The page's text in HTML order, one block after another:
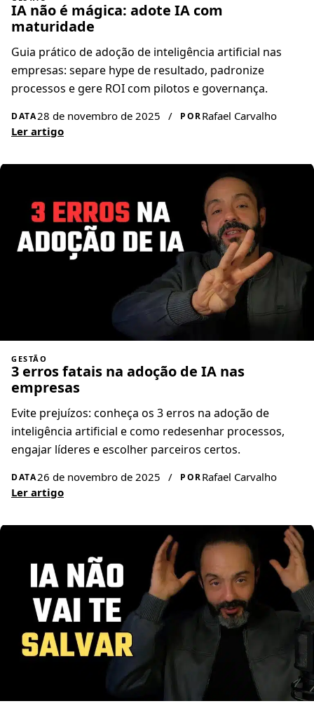
IA não é mágica: adote IA com
maturidade
Guia prático de adoção de inteligência artificial nas
empresas: separe hype de resultado, padronize
processos e gere ROI com pilotos e governança.
DATA28 de novembro de 2025 / PORRafael Carvalho
Ler artigo
GESTÃO
3 erros fatais na adoção de IA nas
empresas
Evite prejuízos: conheça os 3 erros na adoção de
inteligência artificial e como redesenhar processos,
engajar líderes e escolher parceiros certos.
DATA26 de novembro de 2025 / PORRafael Carvalho
Ler artigo